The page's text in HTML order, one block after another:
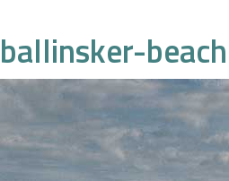
ballinsker-